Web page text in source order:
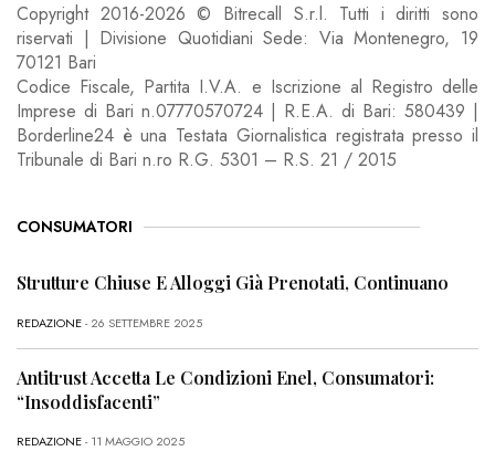
Copyright 2016-2026 © Bitrecall S.r.l. Tutti i diritti sono
riservati | Divisione Quotidiani Sede: Via Montenegro, 19
70121 Bari
Codice Fiscale, Partita I.V.A. e Iscrizione al Registro delle
Imprese di Bari n.07770570724 | R.E.A. di Bari: 580439 |
Borderline24 è una Testata Giornalistica registrata presso il
Tribunale di Bari n.ro R.G. 5301 – R.S. 21 / 2015
CONSUMATORI
Strutture Chiuse E Alloggi Già Prenotati, Continuano
REDAZIONE- 26 SETTEMBRE 2025
Antitrust Accetta Le Condizioni Enel, Consumatori:
“Insoddisfacenti”
REDAZIONE- 11 MAGGIO 2025